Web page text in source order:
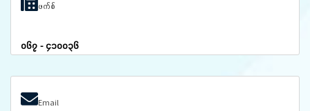
ဖက်စ်
၀၆၇ - ၄၁၀၀၃၆
Email